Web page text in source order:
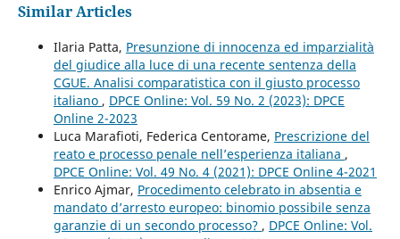
Similar Articles
Ilaria Patta, Presunzione di innocenza ed imparzialità
del giudice alla luce di una recente sentenza della
CGUE. Analisi comparatistica con il giusto processo
italiano , DPCE Online: Vol. 59 No. 2 (2023): DPCE
Online 2-2023
Luca Marafioti, Federica Centorame, Prescrizione del
reato e processo penale nell’esperienza italiana ,
DPCE Online: Vol. 49 No. 4 (2021): DPCE Online 4-2021
Enrico Ajmar, Procedimento celebrato in absentia e
mandato d’arresto europeo: binomio possibile senza
garanzie di un secondo processo? , DPCE Online: Vol.